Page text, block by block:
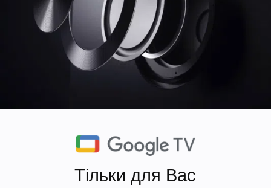
Тільки для Вас